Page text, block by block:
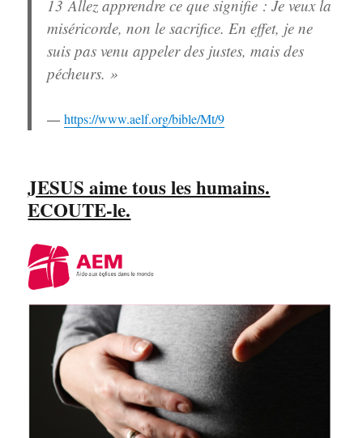
13 Allez apprendre ce que signifie : Je veux la
miséricorde, non le sacrifice. En effet, je ne
suis pas venu appeler des justes, mais des
pécheurs. »
https://www.aelf.org/bible/Mt/9
JESUS aime tous les humains.
ECOUTE-le.